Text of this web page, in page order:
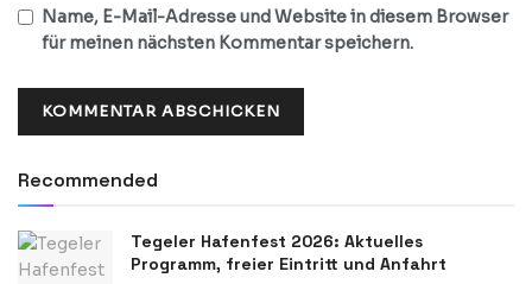
Name, E-Mail-Adresse und Website in diesem Browser
für meinen nächsten Kommentar speichern.
Recommended
Tegeler Hafenfest 2026: Aktuelles
Programm, freier Eintritt und Anfahrt